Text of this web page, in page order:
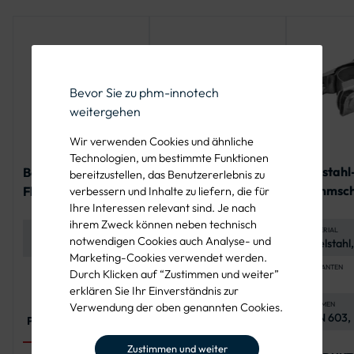
Bevor Sie zu phm-innotech
weitergehen
Wir verwenden Cookies und ähnliche
Technologien, um bestimmte Funktionen
bereitzustellen, das Benutzererlebnis zu
verbessern und Inhalte zu liefern, die für
Ihre Interessen relevant sind. Je nach
ihrem Zweck können neben technisch
notwendigen Cookies auch Analyse- und
Marketing-Cookies verwendet werden.
Durch Klicken auf “Zustimmen und weiter”
erklären Sie Ihr Einverständnis zur
Verwendung der oben genannten Cookies.
Zustimmen und weiter
Bandschelle für
Flachschilder, aus
(feuerverzinkt)
70 mm, 350 mm,
500 mm, 700 mm,
900 mm
PRODUKT ANSEHEN
Schellen als
Fahnenhalterung
für Flach-
Verkehrszeichen
MATERIAL
Feuerverzinkter Stahl
für langanhaltenden
Korrosionsschutz
Seitliche Befestigung
von
Flachverkehrszeichen
PFOSTENDURCHMESSER
Verfügbar für 48
108 mm Pfosten
MATERIAL
Edelstahl,
VARIANTEN
4
4
NORMEN
DIN